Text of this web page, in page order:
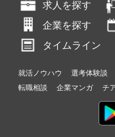
求人を探す
企業を探す
タイムライン
就活ノウハウ 選考体験談
転職相談
企業マンガ チ